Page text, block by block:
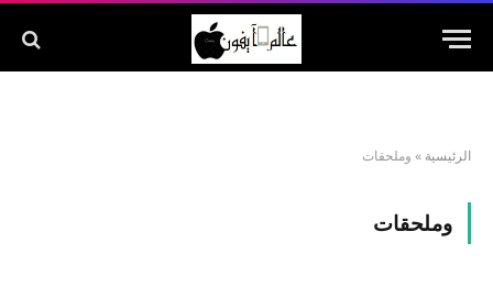
الرئيسية » وملحقات
وملحقات